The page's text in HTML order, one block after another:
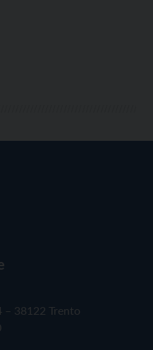
– 38122 Trento